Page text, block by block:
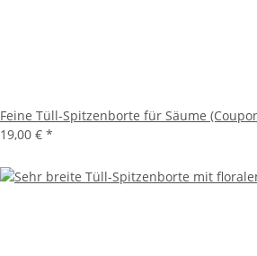
Feine Tüll-Spitzenborte für Säume
19,00 € *